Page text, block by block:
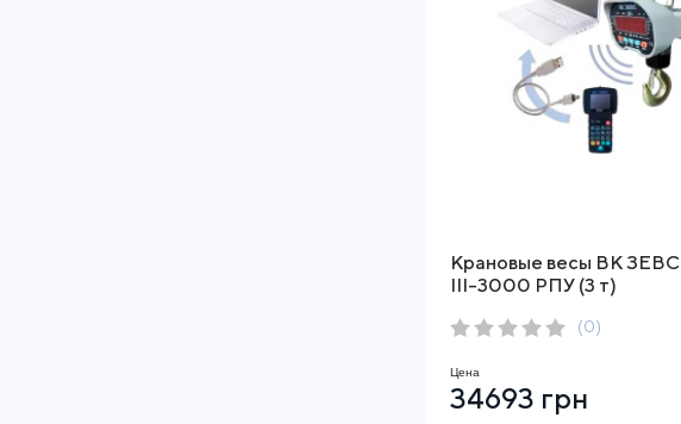
Крановые весы ВК ЗЕВС
ІІІ-3000 РПУ (3 т)
(0)
Цена
34693 грн